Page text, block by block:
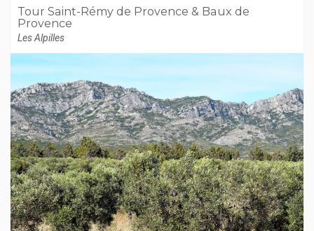
Tour Saint-Rémy de Provence & Baux de
Provence
Les Alpilles